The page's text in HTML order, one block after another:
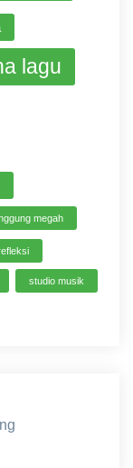
lagu
megah
studio musik